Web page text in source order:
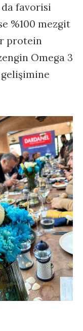
favorisi
%100 mezgit
protein
Omega 3
gelişimine